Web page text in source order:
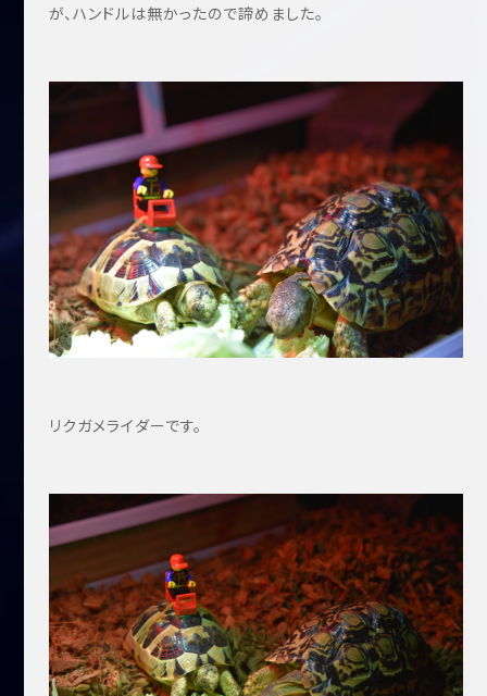
が、ハンドルは無かったので諦めました。
リクガメライダーです。